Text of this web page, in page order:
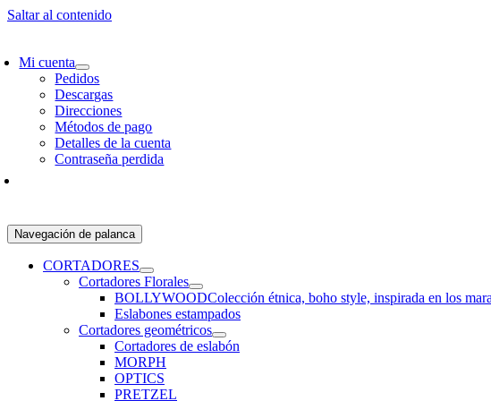
Saltar al contenido
Mi cuenta
Pedidos
Descargas
Direcciones
Métodos de pago
Detalles de la cuenta
Contraseña perdida
Navegación de palanca
CORTADORES
Cortadores Florales
BOLLYWOODColección étnica, boho style, inspirada en los
Eslabones estampados
Cortadores geométricos
Cortadores de eslabón
MORPH
OPTICS
PRETZEL